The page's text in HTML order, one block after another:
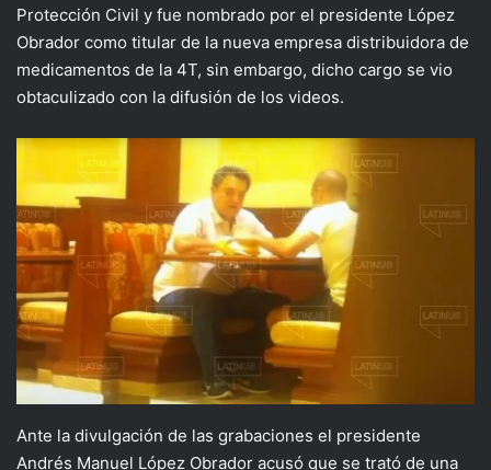
Protección Civil y fue nombrado por el presidente López
Obrador como titular de la nueva empresa distribuidora de
medicamentos de la 4T, sin embargo, dicho cargo se vio
obtaculizado con la difusión de los videos.
Ante la divulgación de las grabaciones el presidente
Andrés Manuel López Obrador acusó que se trató de una